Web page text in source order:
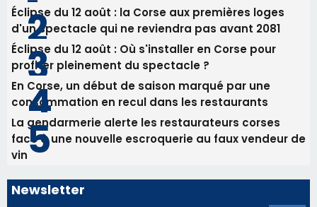
82ème anniversaire de la disparition du
Commandant Antoine de Saint Exupery
Les plus lus
Satine Nomary est la nouvelle Miss Corse 2026
Éclipse du 12 août : la Corse aux premières loges
d'un spectacle qui ne reviendra pas avant 2081
Éclipse du 12 août : Où s'installer en Corse pour
profiter pleinement du spectacle ?